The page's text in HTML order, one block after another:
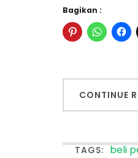
Bagikan :
CONTINUE
TAGS: beli